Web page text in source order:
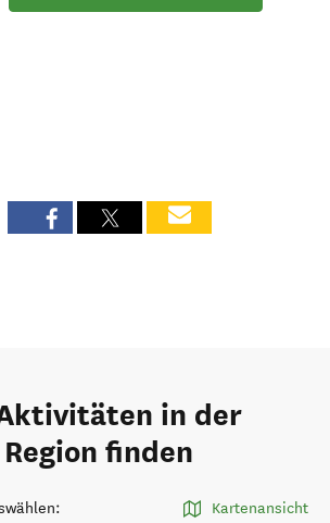
in der
finden
: Kartenansicht